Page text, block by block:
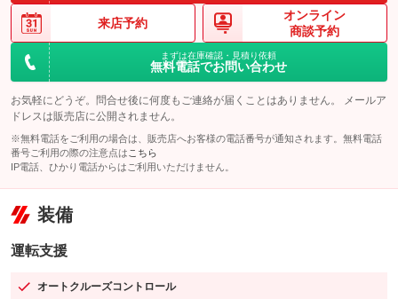
来店予約
オンライン
商談予約
まずは在庫確認・見積り依頼
無料電話でお問い合わせ
お気軽にどうぞ。問合せ後に何度もご連絡が届くことはありません。 メールア
ドレスは販売店に公開されません。
※無料電話をご利用の場合は、販売店へお客様の電話番号が通知されます。無料電話
番号ご利用の際の注意点は こちら
IP電話、ひかり電話からはご利用いただけません。
装備
運転支援
オートクルーズコントロール
：装備あり